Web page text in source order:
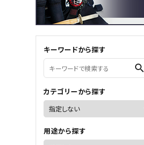
鮫胴
コンテンツ
ご利用ガイド
特定商取引法について
プライバシーポリシー
お問い合わせ
キーワードから探す
search
カテゴリーから探す
用途から探す